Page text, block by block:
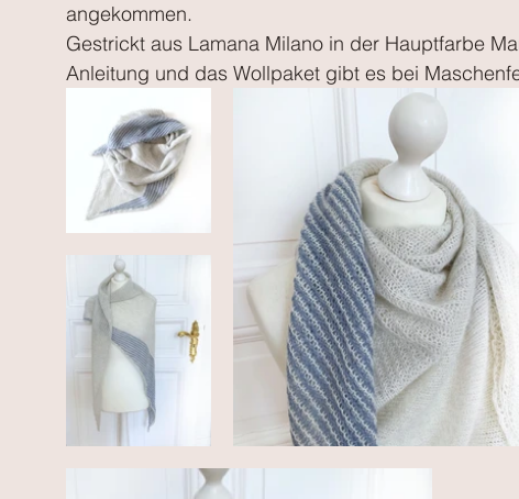
angekommen.
Gestrickt aus Lamana Milano in der Hauptfarbe
Anleitung und das Wollpaket gibt es bei